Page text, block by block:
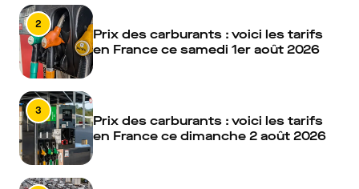
2
Prix des carburants : voici les tarifs
en France ce samedi 1er août 2026
3
Prix des carburants : voici les tarifs
en France ce dimanche 2 août 2026